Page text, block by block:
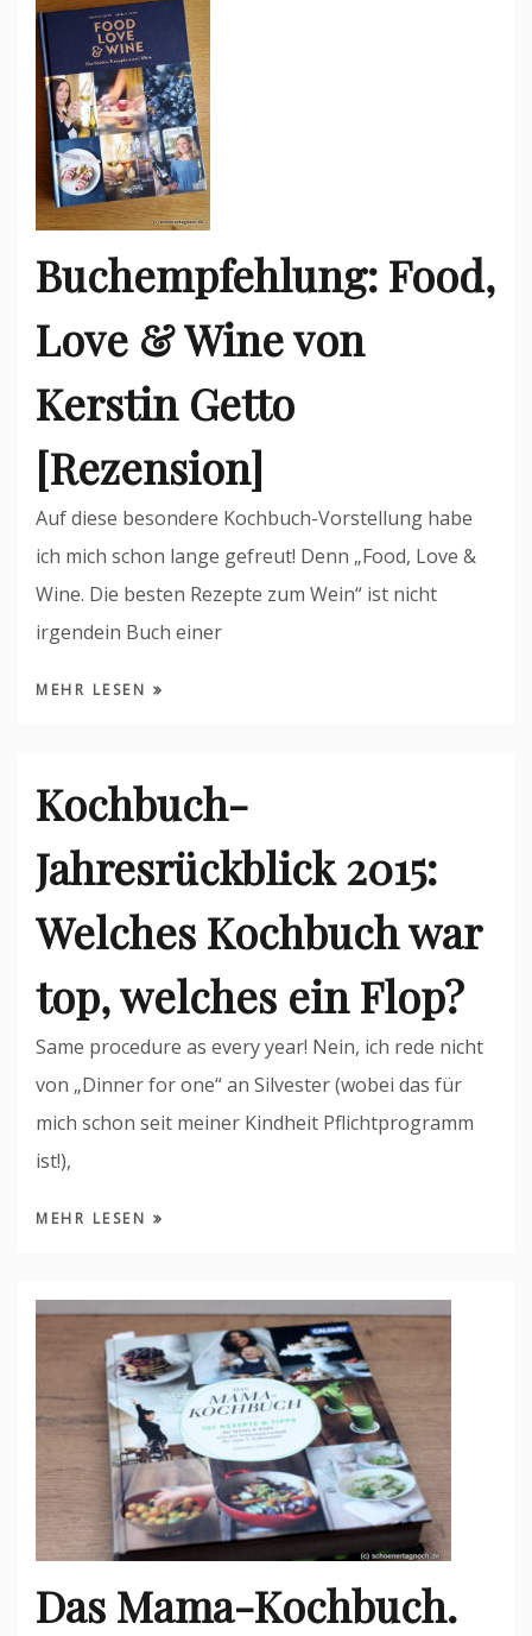
Buchempfehlung: Food,
Love & Wine von
Kerstin Getto
[Rezension]
Auf diese besondere Kochbuch-Vorstellung habe
ich mich schon lange gefreut! Denn „Food, Love &
Wine. Die besten Rezepte zum Wein“ ist nicht
irgendein Buch einer
MEHR LESEN
Kochbuch-
Jahresrückblick 2015:
Welches Kochbuch war
top, welches ein Flop?
Same procedure as every year! Nein, ich rede nicht
von „Dinner for one“ an Silvester (wobei das für
mich schon seit meiner Kindheit Pflichtprogramm
ist!),
MEHR LESEN
Das Mama-Kochbuch.